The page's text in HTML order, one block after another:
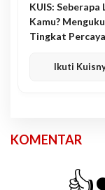
KUIS: Seberapa
Kamu?
Tingkat
Ikuti
KOMENTAR